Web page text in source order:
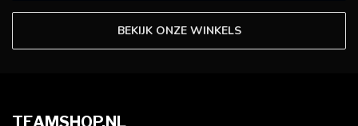
BEKIJK ONZE WINKELS